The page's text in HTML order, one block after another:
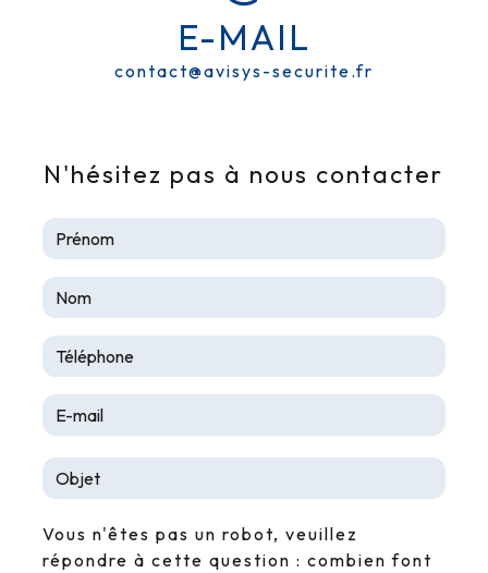
E-MAIL
contact@avisys-securite.fr
N'hésitez pas à nous contacter
Vous n'êtes pas un robot, veuillez
répondre à cette question : combien font